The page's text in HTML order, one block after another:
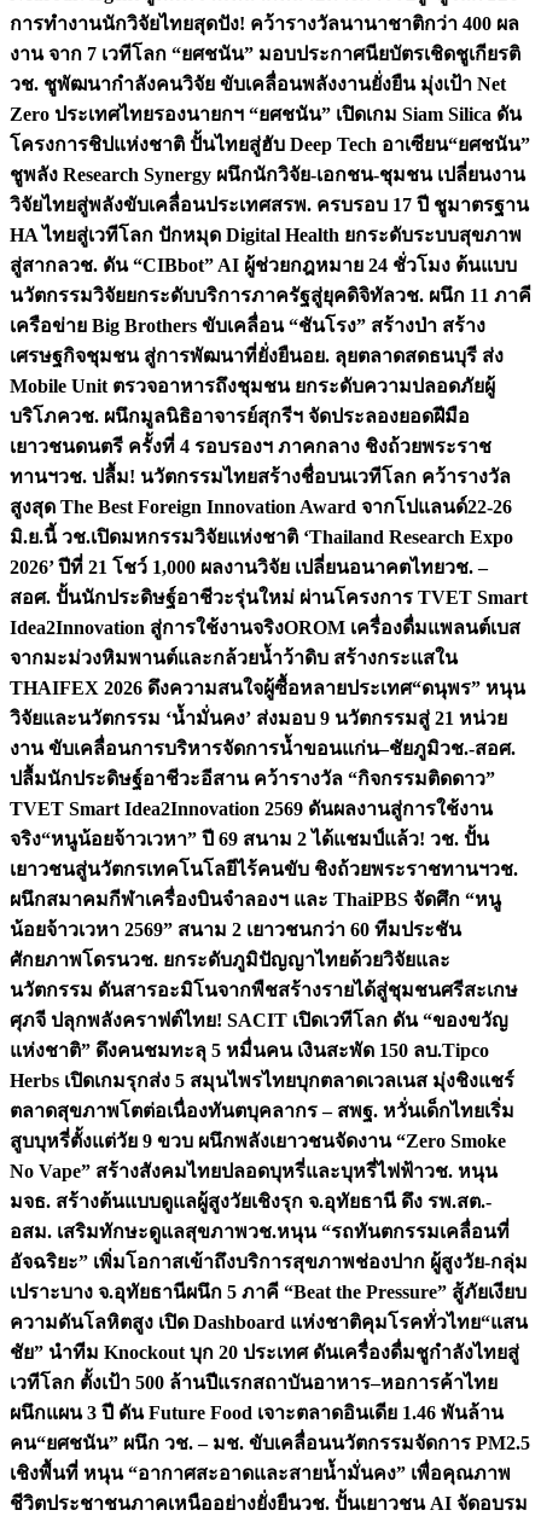
การทำงานนักวิจัยไทยสุดปัง! คว้ารางวัลนานาชาติกว่า 400 ผล
งาน จาก 7 เวทีโลก “ยศชนัน” มอบประกาศนียบัตรเชิดชูเกียรติ
วช. ชูพัฒนากำลังคนวิจัย ขับเคลื่อนพลังงานยั่งยืน มุ่งเป้า Net
Zero ประเทศไทยรองนายกฯ “ยศชนัน” เปิดเกม Siam Silica ดัน
โครงการชิปแห่งชาติ ปั้นไทยสู่ฮับ Deep Tech อาเซียน“ยศชนัน”
ชูพลัง Research Synergy ผนึกนักวิจัย-เอกชน-ชุมชน เปลี่ยนงาน
วิจัยไทยสู่พลังขับเคลื่อนประเทศสรพ. ครบรอบ 17 ปี ชูมาตรฐาน
HA ไทยสู่เวทีโลก ปักหมุด Digital Health ยกระดับระบบสุขภาพ
สู่สากลวช. ดัน “CIBbot” AI ผู้ช่วยกฎหมาย 24 ชั่วโมง ต้นแบบ
นวัตกรรมวิจัยยกระดับบริการภาครัฐสู่ยุคดิจิทัลวช. ผนึก 11 ภาคี
เครือข่าย Big Brothers ขับเคลื่อน “ชันโรง” สร้างป่า สร้าง
เศรษฐกิจชุมชน สู่การพัฒนาที่ยั่งยืนอย. ลุยตลาดสดธนบุรี ส่ง
Mobile Unit ตรวจอาหารถึงชุมชน ยกระดับความปลอดภัยผู้
บริโภควช. ผนึกมูลนิธิอาจารย์สุกรีฯ จัดประลองยอดฝีมือ
เยาวชนดนตรี ครั้งที่ 4 รอบรองฯ ภาคกลาง ชิงถ้วยพระราช
ทานฯวช. ปลื้ม! นวัตกรรมไทยสร้างชื่อบนเวทีโลก คว้ารางวัล
สูงสุด The Best Foreign Innovation Award จากโปแลนด์22-26
มิ.ย.นี้ วช.เปิดมหกรรมวิจัยแห่งชาติ ‘Thailand Research Expo
2026’ ปีที่ 21 โชว์ 1,000 ผลงานวิจัย เปลี่ยนอนาคตไทยวช. –
สอศ. ปั้นนักประดิษฐ์อาชีวะรุ่นใหม่ ผ่านโครงการ TVET Smart
Idea2Innovation สู่การใช้งานจริงOROM เครื่องดื่มแพลนต์เบส
จากมะม่วงหิมพานต์และกล้วยน้ำว้าดิบ สร้างกระแสใน
THAIFEX 2026 ดึงความสนใจผู้ซื้อหลายประเทศ“ดนุพร” หนุน
วิจัยและนวัตกรรม ‘น้ำมั่นคง’ ส่งมอบ 9 นวัตกรรมสู่ 21 หน่วย
งาน ขับเคลื่อนการบริหารจัดการน้ำขอนแก่น–ชัยภูมิวช.-สอศ.
ปลื้มนักประดิษฐ์อาชีวะอีสาน คว้ารางวัล “กิจกรรมติดดาว”
TVET Smart Idea2Innovation 2569 ดันผลงานสู่การใช้งาน
จริง“หนูน้อยจ้าวเวหา” ปี 69 สนาม 2 ได้แชมป์แล้ว! วช. ปั้น
เยาวชนสู่นวัตกรเทคโนโลยีไร้คนขับ ชิงถ้วยพระราชทานฯวช.
ผนึกสมาคมกีฬาเครื่องบินจำลองฯ และ ThaiPBS จัดศึก “หนู
น้อยจ้าวเวหา 2569” สนาม 2 เยาวชนกว่า 60 ทีมประชัน
ศักยภาพโดรนวช. ยกระดับภูมิปัญญาไทยด้วยวิจัยและ
นวัตกรรม ดันสารอะมิโนจากพืชสร้างรายได้สู่ชุมชนศรีสะเกษ
ศุภจี ปลุกพลังคราฟต์ไทย! SACIT เปิดเวทีโลก ดัน “ของขวัญ
แห่งชาติ” ดึงคนชมทะลุ 5 หมื่นคน เงินสะพัด 150 ลบ.Tipco
Herbs เปิดเกมรุกส่ง 5 สมุนไพรไทยบุกตลาดเวลเนส มุ่งชิงแชร์
ตลาดสุขภาพโตต่อเนื่องทันตบุคลากร – สพฐ. หวั่นเด็กไทยเริ่ม
สูบบุหรี่ตั้งแต่วัย 9 ขวบ ผนึกพลังเยาวชนจัดงาน “Zero Smoke
No Vape” สร้างสังคมไทยปลอดบุหรี่และบุหรี่ไฟฟ้าวช. หนุน
มจธ. สร้างต้นแบบดูแลผู้สูงวัยเชิงรุก จ.อุทัยธานี ดึง รพ.สต.-
อสม. เสริมทักษะดูแลสุขภาพวช.หนุน “รถทันตกรรมเคลื่อนที่
อัจฉริยะ” เพิ่มโอกาสเข้าถึงบริการสุขภาพช่องปาก ผู้สูงวัย-กลุ่ม
เปราะบาง จ.อุทัยธานีผนึก 5 ภาคี “Beat the Pressure” สู้ภัยเงียบ
ความดันโลหิตสูง เปิด Dashboard แห่งชาติคุมโรคทั่วไทย“แสน
ชัย” นำทีม Knockout บุก 20 ประเทศ ดันเครื่องดื่มชูกำลังไทยสู่
เวทีโลก ตั้งเป้า 500 ล้านปีแรกสถาบันอาหาร–หอการค้าไทย
ผนึกแผน 3 ปี ดัน Future Food เจาะตลาดอินเดีย 1.46 พันล้าน
คน“ยศชนัน” ผนึก วช. – มช. ขับเคลื่อนนวัตกรรมจัดการ PM2.5
เชิงพื้นที่ หนุน “อากาศสะอาดและสายน้ำมั่นคง” เพื่อคุณภาพ
ชีวิตประชาชนภาคเหนืออย่างยั่งยืนวช. ปั้นเยาวชน AI จัดอบรม